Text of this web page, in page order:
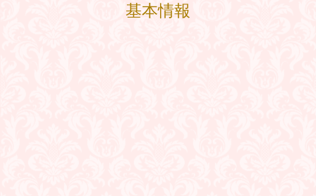
基本情報